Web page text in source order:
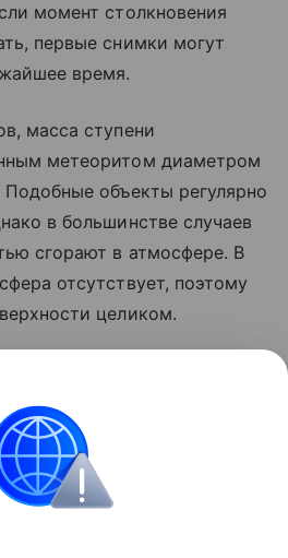
момент столкновения
первые снимки могут
время.
масса ступени
метеоритом диаметром
объекты регулярно
в большинстве случаев
сгорают в атмосфере. В
отсутствует, поэтому
целиком.
Земли.
Луна российские ученые